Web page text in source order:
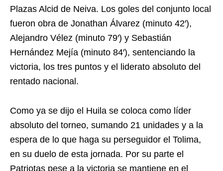
Plazas Alcid de Neiva. Los goles del conjunto local
fueron obra de Jonathan Álvarez (minuto 42′),
Alejandro Vélez (minuto 79′) y Sebastián
Hernández Mejía (minuto 84′), sentenciando la
victoria, los tres puntos y el liderato absoluto del
rentado nacional.
Como ya se dijo el Huila se coloca como líder
absoluto del torneo, sumando 21 unidades y a la
espera de lo que haga su perseguidor el Tolima,
en su duelo de esta jornada. Por su parte el
Patriotas pese a la victoria se mantiene en el